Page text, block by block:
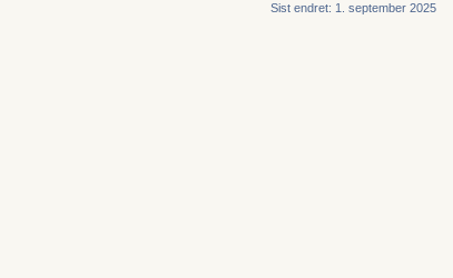
Sist endret: 1. september 2025